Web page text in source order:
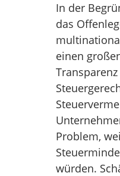
In der
das
einen
Problem,
würden.